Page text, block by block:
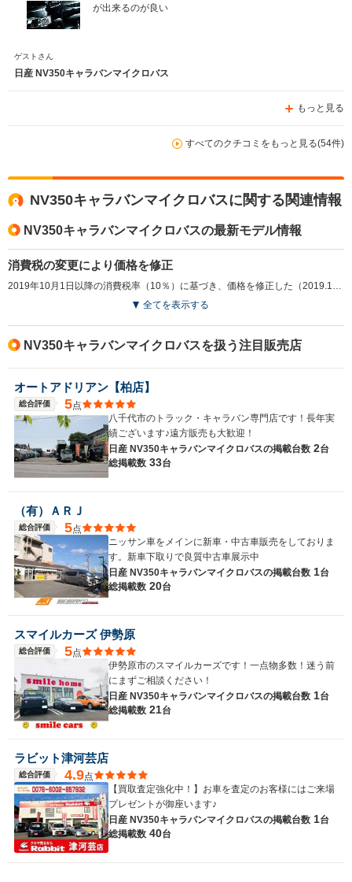
が出来るのが良い
ゲストさん
日産 NV350キャラバンマイクロバス
もっと見る
すべてのクチコミをもっと見る(54件)
NV350キャラバンマイクロバスに関する関連情報
NV350キャラバンマイクロバスの最新モデル情報
消費税の変更により価格を修正
全てを表示する
NV350キャラバンマイクロバスを扱う注目販売店
オートアドリアン【柏店】
総合評価 5点
八千代市のトラック・キャラバン専門店です！長年実
績ございます♪遠方販売も大歓迎！
日産 NV350キャラバンマイクロバスの掲載台数 2台
総掲載数 33台
（有）ＡＲＪ
総合評価 5点
ニッサン車をメインに新車・中古車販売をしておりま
す。新車下取りで良質中古車展示中
日産 NV350キャラバンマイクロバスの掲載台数 1台
総掲載数 20台
スマイルカーズ 伊勢原
総合評価 5点
伊勢原市のスマイルカーズです！一点物多数！迷う前
にまずご相談ください！
日産 NV350キャラバンマイクロバスの掲載台数 1台
総掲載数 21台
ラビット津河芸店
総合評価 4.9点
【買取査定強化中！】お車を査定のお客様にはご来場
プレゼントが御座います♪
日産 NV350キャラバンマイクロバスの掲載台数 1台
総掲載数 40台